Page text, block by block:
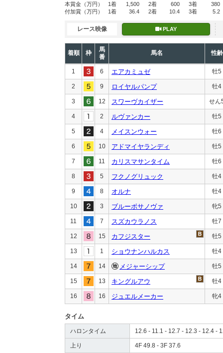
本賞金 （万円） 1着 1,500 2着 600 3着
380
付加賞 （万円） 1着 36.4 2着 10.4 3着 5.2
レース映像 PLAY
着順 枠
馬
番
馬名 性齢
1 6 エアカミュゼ 牡5
2 9 ロイヤルパンプ 牡4
3 12 スワーヴカイザー せん
4 2 ルヴァンカー 牡5
5 4 メイスンウォー 牡6
6 10 アドマイヤランディ 牡5
7 11 カリスマサンタイム 牡6
8 5 フクノグリュック 牡4
9 8 オルナ 牡4
10 3 ブルーボサノヴァ 牝5
11 7 スズカウラノス 牡7
12 15 カフジスター 牡5
13 1 ショウナンハルカス 牡4
14 14 メジャーシップ 牡5
15 13 キングルアウ 牡4
16 16 ジュエルメーカー 牝4
タイム
ハロンタイム 12.6 - 11.1 - 12.7 - 12.3 - 12.4 -
上り 4F 49.8 - 3F 37.6